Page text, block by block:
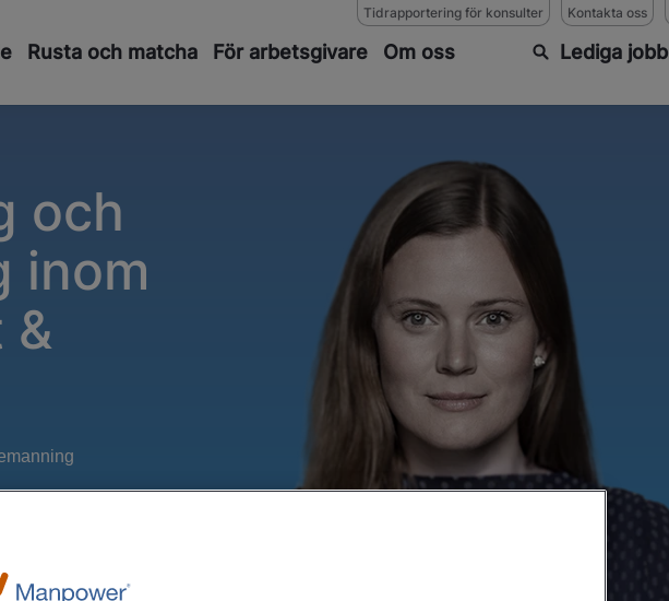
Tidrapportering för konsulter Kontakta oss
Rusta och matcha För arbetsgivare Om oss Lediga jobb
och
inom
&
förstår
du vill